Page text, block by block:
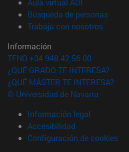
Aula virtual ADI
Búsqueda de personas(abre
Trabaja con nosotros(abre
Información
TFNO +34 948 42 56 00
¿QUÉ GRADO TE INTERESA?
¿QUÉ MÁSTER TE INTERESA?
© Universidad de Navarra
Información legal
Accesibilidad
Configuración de cookies